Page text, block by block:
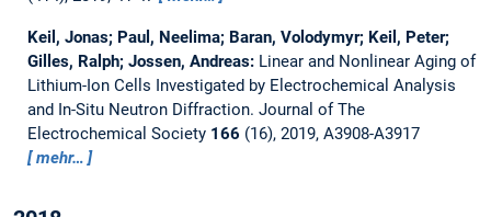
Keil, Jonas; Paul, Neelima; Baran, Volodymyr; Keil, Peter;
Gilles, Ralph; Jossen, Andreas: Linear and Nonlinear Aging of
Lithium-Ion Cells Investigated by Electrochemical Analysis
and In-Situ Neutron Diffraction. Journal of The
Electrochemical Society 166 (16), 2019, A3908-A3917
mehr…